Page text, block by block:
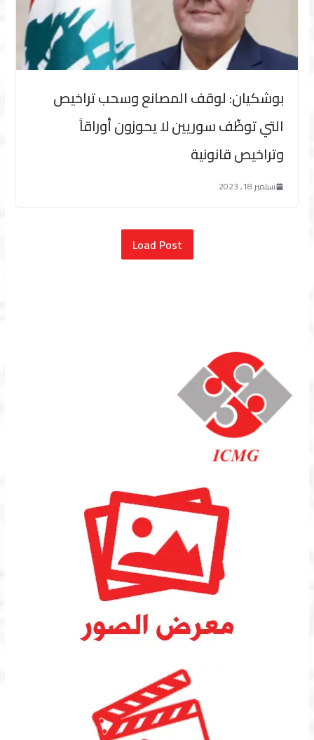
بوشكيان: لوقف المصانع وسحب تراخيص
التي توظّف سوريين لا يحوزون أوراقاً
وتراخيص قانونية
سبتمبر 18, 2023
Load Post